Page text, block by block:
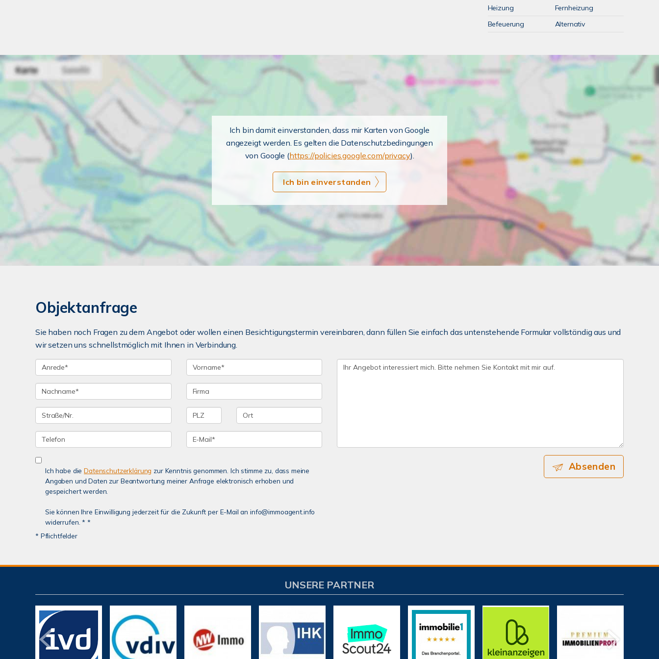
Heizung
Fernheizung
Befeuerung
Alternativ
Ich bin damit einverstanden, dass mir Karten von Google
angezeigt werden. Es gelten die Datenschutzbedingungen
von Google (https://policies.google.com/privacy).
Ich bin einverstanden
Objektanfrage
Sie haben noch Fragen zu dem Angebot oder wollen einen Besichtigungstermin vereinbaren, dann füllen Sie einfach das untenstehende Formular vollständig aus und
wir setzen uns schnellstmöglich mit Ihnen in Verbindung.
Ich habe dieDatenschutzerklärung zur Kenntnis genommen. Ich stimme zu, dass meine
Angaben und Daten zur Beantwortung meiner Anfrage elektronisch erhoben und
gespeichert werden.
Sie können Ihre Einwilligung jederzeit für die Zukunft per E-Mail an info@immoagent.info
widerrufen. * *
* Pflichtfelder
Absenden
UNSERE PARTNER